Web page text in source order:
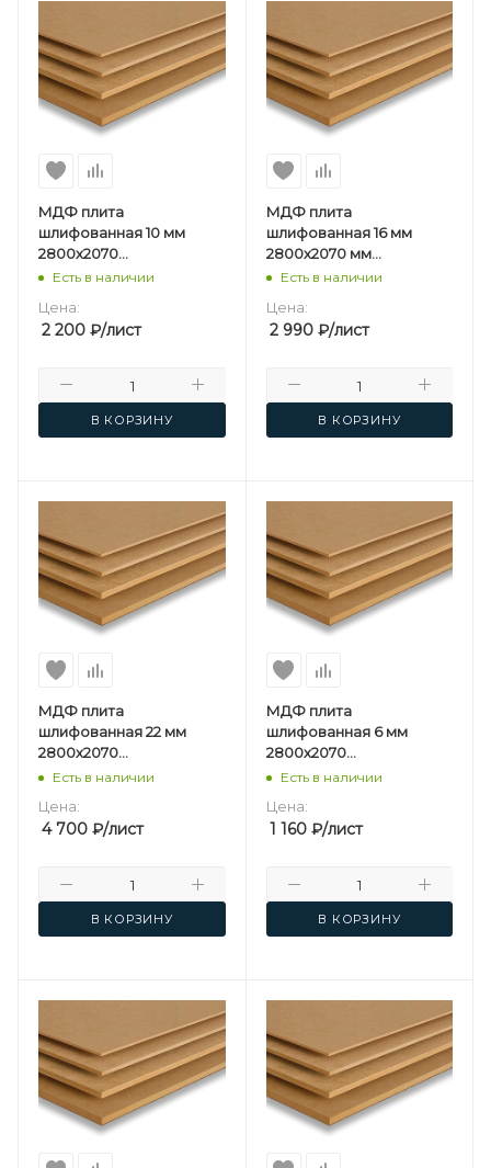
МДФ плита
шлифованная 10 мм
2800х2070
мм Kastamonu F
Есть в наличии
Цена:
2 200 ₽/лист
В КОРЗИНУ
МДФ плита
шлифованная 16 мм
2800х2070 мм
Kastamonu F
Есть в наличии
Цена:
2 990₽/лист
В КОРЗИНУ
МДФ плита
шлифованная 22 мм
2800х2070
мм Kastamonu F
Есть в наличии
Цена:
4 700 ₽/лист
В КОРЗИНУ
МДФ плита
шлифованная 6 мм
2800х2070
мм Kastamonu F
Есть в наличии
Цена:
1 160₽/лист
В КОРЗИНУ